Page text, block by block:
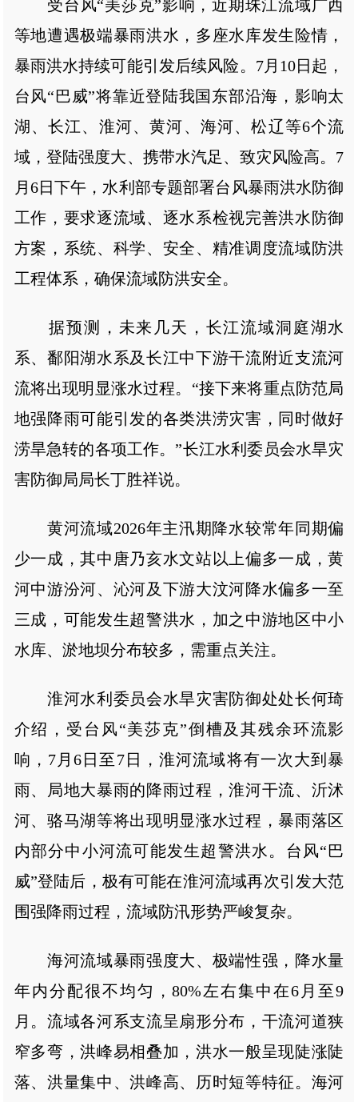
受台风“美莎克”影响，近期珠江流域广西
等地遭遇极端暴雨洪水，多座水库发生险情，
暴雨洪水持续可能引发后续风险。7月10日起，
台风“巴威”将靠近登陆我国东部沿海，影响太
湖、长江、淮河、黄河、海河、松辽等6个流
域，登陆强度大、携带水汽足、致灾风险高。7
月6日下午，水利部专题部署台风暴雨洪水防御
工作，要求逐流域、逐水系检视完善洪水防御
方案，系统、科学、安全、精准调度流域防洪
工程体系，确保流域防洪安全。
据预测，未来几天，长江流域洞庭湖水
系、鄱阳湖水系及长江中下游干流附近支流河
流将出现明显涨水过程。“接下来将重点防范局
地强降雨可能引发的各类洪涝灾害，同时做好
涝旱急转的各项工作。”长江水利委员会水旱灾
害防御局局长丁胜祥说。
黄河流域2026年主汛期降水较常年同期偏
少一成，其中唐乃亥水文站以上偏多一成，黄
河中游汾河、沁河及下游大汶河降水偏多一至
三成，可能发生超警洪水，加之中游地区中小
水库、淤地坝分布较多，需重点关注。
淮河水利委员会水旱灾害防御处处长何琦
介绍，受台风“美莎克”倒槽及其残余环流影
响，7月6日至7日，淮河流域将有一次大到暴
雨、局地大暴雨的降雨过程，淮河干流、沂沭
河、骆马湖等将出现明显涨水过程，暴雨落区
内部分中小河流可能发生超警洪水。台风“巴
威”登陆后，极有可能在淮河流域再次引发大范
围强降雨过程，流域防汛形势严峻复杂。
海河流域暴雨强度大、极端性强，降水量
年内分配很不均匀，80%左右集中在6月至9
月。流域各河系支流呈扇形分布，干流河道狭
窄多弯，洪峰易相叠加，洪水一般呈现陡涨陡
落、洪量集中、洪峰高、历时短等特征。海河